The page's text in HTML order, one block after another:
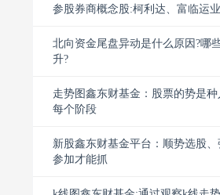
参股券商概念股:柯利达、富临运
北向资金尾盘异动是什么原因?哪
升?
走势图鑫东财基金：股票的势是
每个阶段
新股鑫东财基金平台：顺势选股
参加才能抓